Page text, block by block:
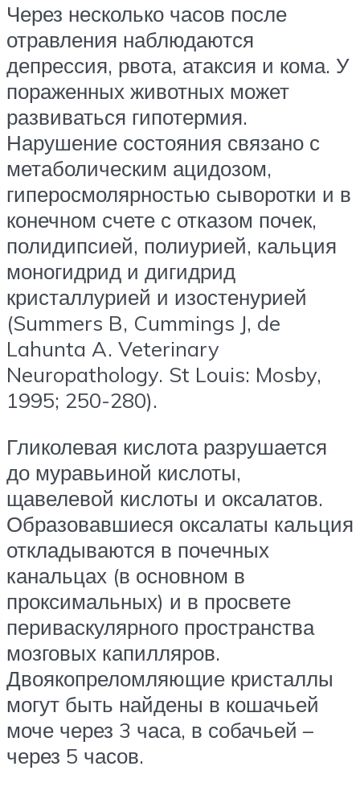
Через несколько часов после
отравления наблюдаются
депрессия, рвота, атаксия и кома. У
пораженных животных может
развиваться гипотермия.
Нарушение состояния связано с
метаболическим ацидозом,
гиперосмолярностью сыворотки и в
конечном счете с отказом почек,
полидипсией, полиурией, кальция
моногидрид и дигидрид
кристаллурией и изостенурией
(Summers B, Cummings J, de
Lahunta A. Veterinary
Neuropathology. St Louis: Mosby,
1995; 250-280).
Гликолевая кислота разрушается
до муравьиной кислоты,
щавелевой кислоты и оксалатов.
Образовавшиеся оксалаты кальция
откладываются в почечных
канальцах (в основном в
проксимальных) и в просвете
периваскулярного пространства
мозговых капилляров.
Двоякопреломляющие кристаллы
могут быть найдены в кошачьей
моче через 3 часа, в собачьей –
через 5 часов.